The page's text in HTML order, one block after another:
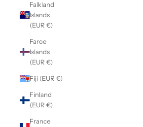
Falkland
Islands
(EUR €)
Faroe
Islands
(EUR €)
Fiji (EUR €)
Finland
(EUR €)
France